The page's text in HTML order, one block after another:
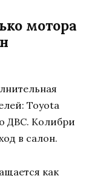
мотора
Toyota
ДВС. Колибри
в салон.
как